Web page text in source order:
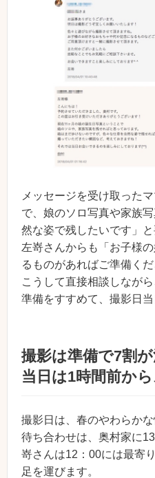
メッセージを受け取った
で、娘のソロ写真や家族
然な姿で残したいです」と
左嵜さんからも「お子様
るものがあればご準備く
こうして直接相談しなが
準備をすすめて、撮影日当
撮影は準備で7割
当日は1時間前か
撮影日は、春のやわらかな
待ち合わせは、奥村家に
嵜さんは12：00には最寄
足を運びます。